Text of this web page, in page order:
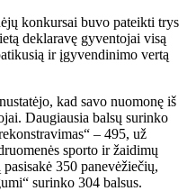
konkursai buvo pateikti trys
deklaravę gyventojai visą
ir įgyvendinimo vertą
kad savo nuomonę iš
Daugiausia balsų surinko
– 495, už
sporto ir žaidimų
350 panevėžiečių,
surinko 304 balsus.